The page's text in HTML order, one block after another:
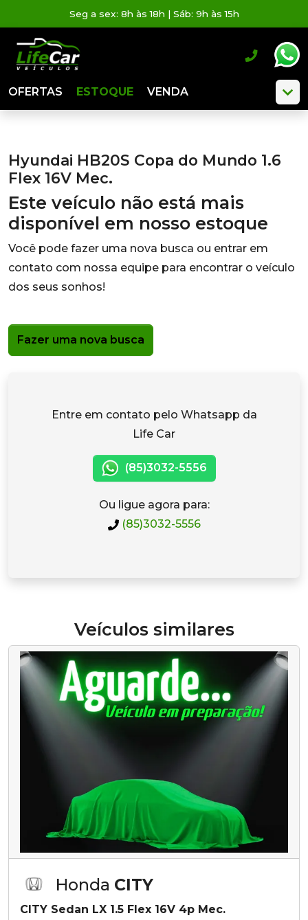
Seg a sex: 8h às 18h | Sáb: 9h às 15h
OFERTAS ESTOQUE VENDA
Hyundai HB20S Copa do Mundo 1.6
Flex 16V Mec.
Este veículo não está mais
disponível em nosso estoque
Você pode fazer uma nova busca ou entrar em
contato com nossa equipe para encontrar o veículo
dos seus sonhos!
Fazer uma nova busca
Entre em contato pelo Whatsapp da
Life Car
(85)3032-5556
Ou ligue agora para:
(85)3032-5556
Veículos similares
Honda CITY
CITY Sedan LX 1.5 Flex 16V 4p Mec.